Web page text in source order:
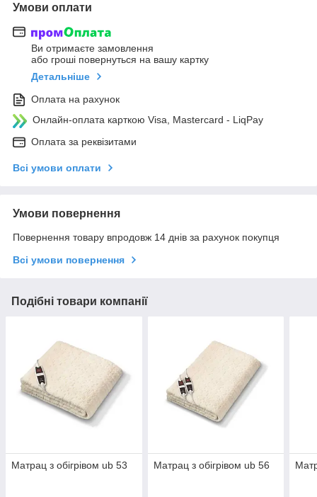
Умови оплати
Ви отримаєте замовлення
або гроші повернуться на вашу картку
Детальніше
Оплата на рахунок
Онлайн-оплата карткою Visa, Mastercard - LiqPay
Оплата за реквізитами
Всі умови оплати
Умови повернення
Повернення товару впродовж 14 днів за рахунок покупця
Всі умови повернення
Подібні товари компанії
Матрац з обігрівом ub 53 Матрац з обігрівом ub 56